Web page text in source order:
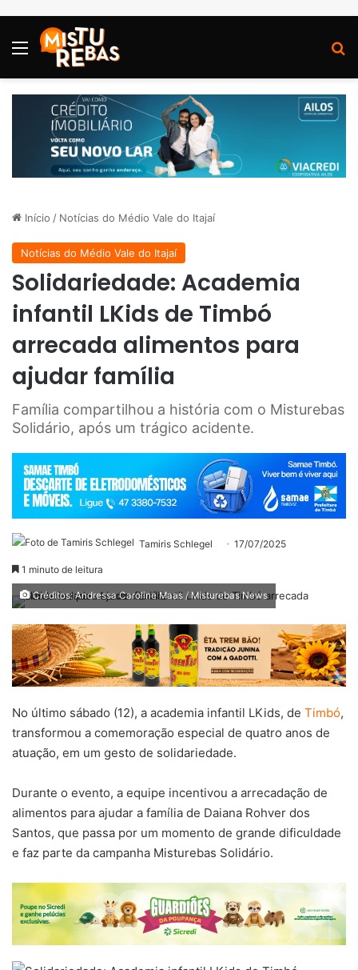
Menu
Início / Notícias do Médio Vale do Itajaí
Notícias do Médio Vale do Itajaí
Solidariedade: Academia
infantil LKids de Timbó
arrecada alimentos para
ajudar família
Família compartilhou a história com o Misturebas
Solidário, após um trágico acidente.
Tamiris Schlegel 17/07/2025
1 minuto de leitura
Créditos: Andressa Caroline Maas / Misturebas News
No último sábado (12), a academia infantil LKids, de Timbó,
transformou a comemoração especial de quatro anos de
atuação, em um gesto de solidariedade.
Durante o evento, a equipe incentivou a arrecadação de
alimentos para ajudar a família de Daiana Rohver dos
Santos, que passa por um momento de grande dificuldade
e faz parte da campanha Misturebas Solidário.